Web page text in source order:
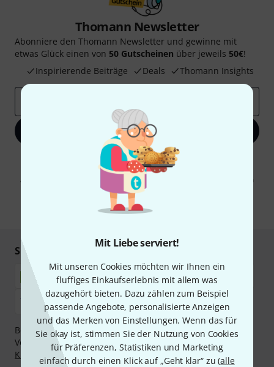
Mit Liebe serviert!
Mit unseren Cookies möchten wir Ihnen ein
fluffiges Einkaufserlebnis mit allem was
dazugehört bieten. Dazu zählen zum Beispiel
passende Angebote, personalisierte Anzeigen
und das Merken von Einstellungen. Wenn das für
Sie okay ist, stimmen Sie der Nutzung von Cookies
für Präferenzen, Statistiken und Marketing
einfach durch einen Klick auf „Geht klar“ zu (alle
Thomann Newsletter
Abonniere den Thomann Newsletter und gewinne mit
etwas Glück einen von 50 Gutscheinen über jeweils 50€!
Inspirierende Beiträge
Deals Thomann Insights
Jetzt anmelden
Mit Klick auf „Jetzt anmelden“ stimmen Sie dem Erhalt von E-Mail-
Werbung und einer Messung des E-Mail-Nutzungsverhaltens zu. Die
Abmeldung ist jederzeit möglich. Weitere Informationen finden Sie in
unseren
Datenschutzhinweisen
* Pflichtfeld
Sicher einkaufen & bezahlen
Bezahlen Sie vertraulich und sicher per Nachnahme,
Vorkasse, PayPal, Amazon Pay, Klarna Sofort bezahlen
Klarna Ratenzahlungoder Kreditkarte.